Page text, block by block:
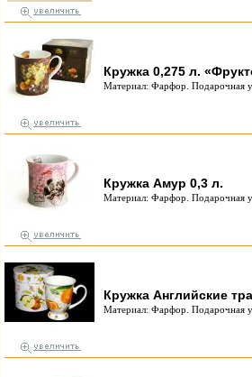
Кружка 0,275 л.
Материал: Фарфор. Подарочная
Кружка Амур 0,3 л.
Материал: Фарфор. Подарочная
Кружка Английские
Материал: Фарфор. Подарочная